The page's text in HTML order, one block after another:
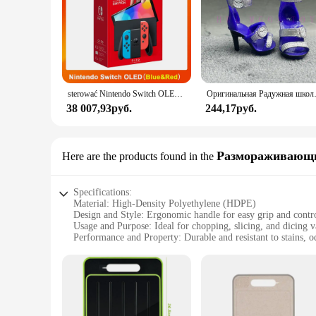
sterować Nintendo Switch OLED-модель, белый набор, 7-дюймовый цветной экран, ручка Joy Con, улучшенная аудиорегулируема консоль, стабильный режим телевизора
38 007,93руб.
Оригинальная
244,17руб.
Here are the products found in the
Specifications:
Material: High-Density Polyethylene (HDPE)
Design and Style: Ergonomic handle for easy grip and
Usage and Purpose: Ideal for chopping, slicing, and dicing
Performance and Property: Durable and resistant to stains,
Parts and Accessories: Includes a juice groove to collect
Features:
The Farberware Cutting Board is a must-have for any